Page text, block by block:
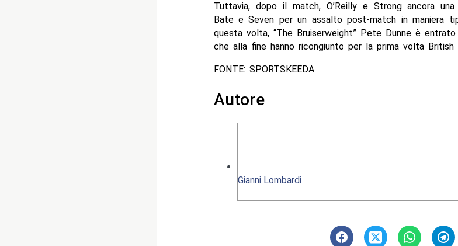
Tuttavia, dopo il match, O’Reilly e Strong ancora
Bate e Seven per un assalto post-match in maniera
questa volta, “The Bruiserweight” Pete Dunne è
che alla fine hanno ricongiunto per la prima volta British
FONTE: SPORTSKEEDA
Autore
Gianni Lombardi